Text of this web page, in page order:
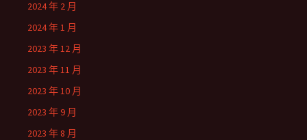
2024 年 2 月
2024 年 1 月
2023 年 12 月
2023 年 11 月
2023 年 10 月
2023 年 9 月
2023 年 8 月